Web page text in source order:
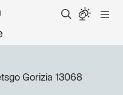
Gorizia 13068